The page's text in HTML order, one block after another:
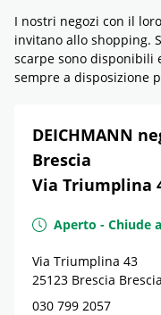
I nostri negozi con il
invitano allo shopping.
scarpe sono disponibili
sempre a disposizione
DEICHMANN
Brescia
Via Triumplina
Aperto - Chiude
Via Triumplina 43
25123 Brescia Brescia
030 799 2057